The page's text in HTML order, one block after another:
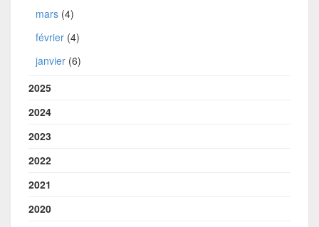
mars (4)
février (4)
janvier (6)
2025
2024
2023
2022
2021
2020